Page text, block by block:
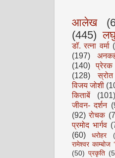
आलेख
(445)
डॉ. रत्ना वर्मा
(197)
(140)
प्रेरक
(128)
विजय जोशी
किताबें
(101)
जीवन- दर्शन
(92) रोचक
प्रमोद भार्गव
(60)
धरोहर
रामेश्वर काम्बोज
(50) प्रकृति